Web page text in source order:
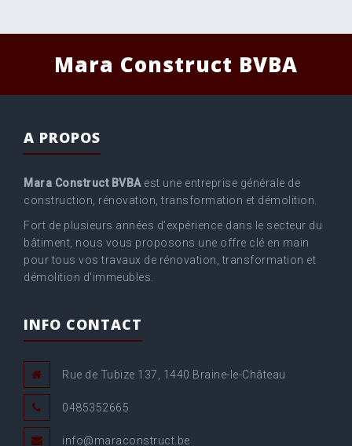
Mara Construct BVBA
A PROPOS
Mara Construct BVBA est une entreprise générale de
construction, rénovation, transformation et démolition.
Fort de plusieurs années d’expérience dans le secteur du
bâtiment, nous vous proposons une offre clé en main
pour tous vos travaux de rénovation, transformation et
démolition d'immeubles.
INFO CONTACT
Rue de Tubize 137, 1440 Braine-le-Château
0485352665
info@maraconstruct.be